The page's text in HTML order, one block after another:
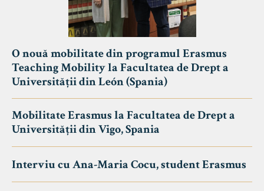
O nouă mobilitate din programul Erasmus
Teaching Mobility la Facultatea de Drept a
Universității din León (Spania)
Mobilitate Erasmus la Facultatea de Drept a
Universității din Vigo, Spania
Interviu cu Ana-Maria Cocu, student Erasmus